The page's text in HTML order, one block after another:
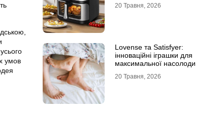
умов
20 Травня, 2026
Lovense та Satisfyer:
інноваційні іграшки для
максимальної насолоди
20 Травня, 2026